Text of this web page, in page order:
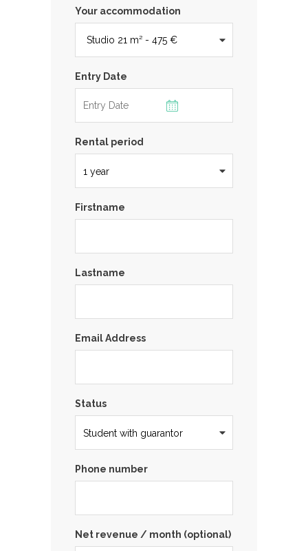
Your accommodation
Entry Date
Rental period
Firstname
Lastname
Email Address
Status
Phone number
Net revenue / month (optional)